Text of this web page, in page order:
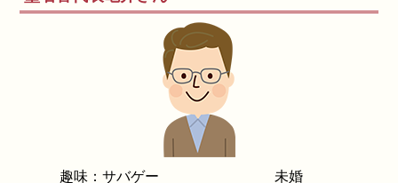
趣味：サバゲー
未婚